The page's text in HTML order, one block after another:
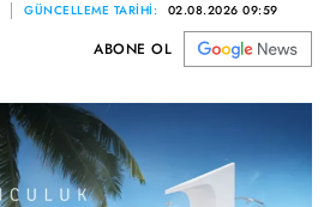
GÜNCELLEME TARİHİ: 02.08.2026 09:59
ABONE OL